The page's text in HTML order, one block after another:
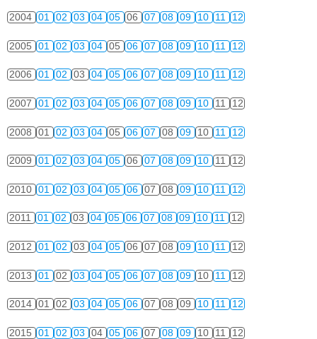
2004 01 02 03 04 05 06 07 08 09 10 11 12
2005 01 02 03 04 05 06 07 08 09 10 11 12
2006 01 02 03 04 05 06 07 08 09 10 11 12
2007 01 02 03 04 05 06 07 08 09 10 11 12
2008 01 02 03 04 05 06 07 08 09 10 11 12
2009 01 02 03 04 05 06 07 08 09 10 11 12
2010 01 02 03 04 05 06 07 08 09 10 11 12
2011 01 02 03 04 05 06 07 08 09 10 11 12
2012 01 02 03 04 05 06 07 08 09 10 11 12
2013 01 02 03 04 05 06 07 08 09 10 11 12
2014 01 02 03 04 05 06 07 08 09 10 11 12
2015 01 02 03 04 05 06 07 08 09 10 11 12